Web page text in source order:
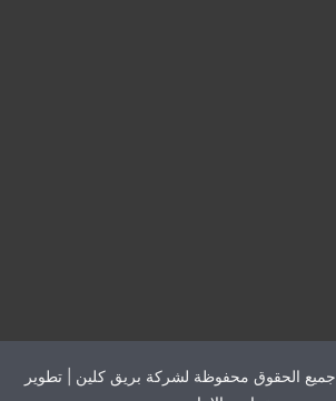
حقوق النشر© 2026 جميع الحقوق محفوظة لشركة بريق كلين | تطوير